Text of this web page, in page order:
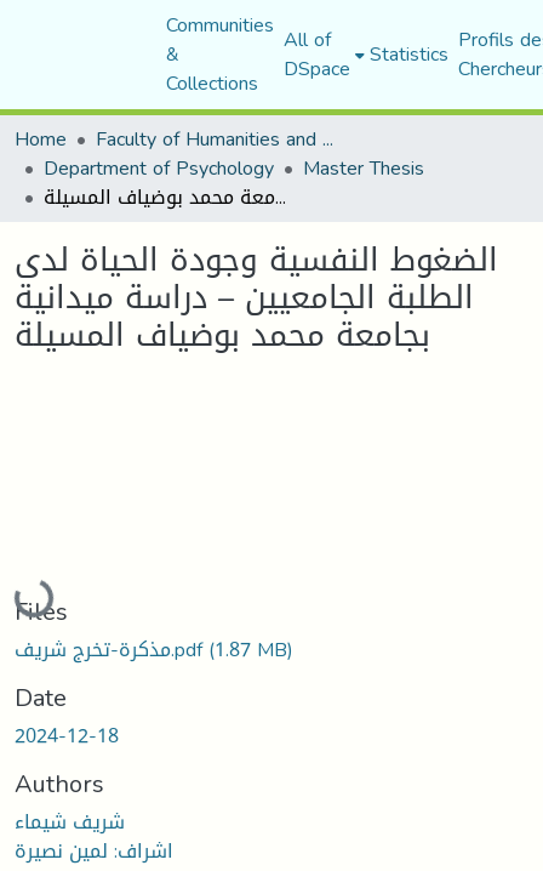
Communities
&
Collections
All of
DSpace Statistics Profils
Home
Faculty of Humanities and Social Sciences
Department of Psychology Master Thesis
الضغوط النفسية وجودة الحياة لدى الطلبة الجامعيين – دراسة ميدانية بجامعة محمد بوضياف المسيلة
الضغوط النفسية وجودة الحياة لدى
الطلبة الجامعيين – دراسة ميدانية
بجامعة محمد بوضياف المسيلة
Loading...
Files
مذكرة-تخرج شريف.pdf(1.87 MB)
Date
2024-12-18
Authors
شريف شيماء
اشراف: لمين نصيرة